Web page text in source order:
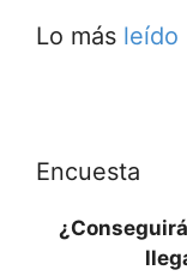
Lo más leído
Encuesta